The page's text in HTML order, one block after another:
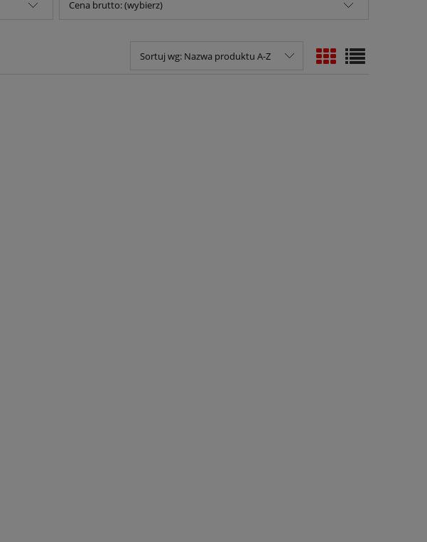
Cena brutto: (wybierz)
Sortuj wg: Nazwa produktu A-Z